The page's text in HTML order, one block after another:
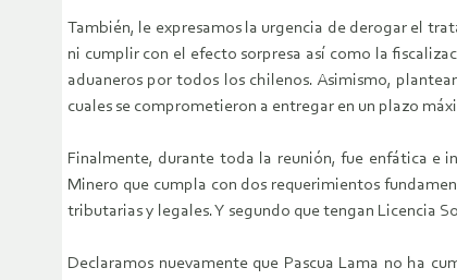
También, le expresamos la urgencia de derogar el
ni cumplir con el efecto sorpresa así como la
aduaneros por todos los chilenos. Asimismo,
cuales se comprometieron a entregar en un plazo
Finalmente, durante toda la reunión, fue enfática e
Minero que cumpla con dos requerimientos
tributarias y legales. Y segundo que tengan Licencia
Declaramos nuevamente que Pascua Lama no ha